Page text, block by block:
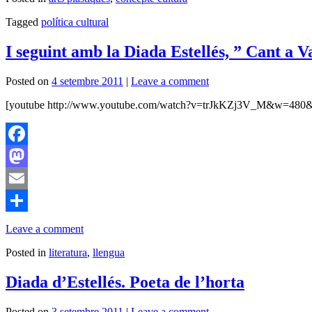
Tagged política cultural
I seguint amb la Diada Estellés, ” Cant a
Posted on 4 setembre 2011 | Leave a comment
[youtube http://www.youtube.com/
Facebook
Mastodon
Email
Comparteix
Leave a comment
Posted in literatura, llengua
Diada d’Estellés. Poeta de l’horta